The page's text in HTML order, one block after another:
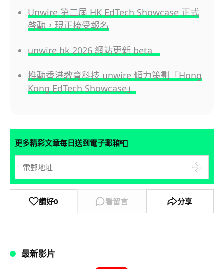
Unwire 第二屆 HK EdTech Showcase 正式
啓動，現正接受報名
unwire.hk 2026 網站更新 beta
推動香港教育科技 unwire 傾力策劃「Hong
Kong EdTech Showcase」
更多精彩文章每日送到電子郵箱📮
讚好0 看留言 分享
最新影片